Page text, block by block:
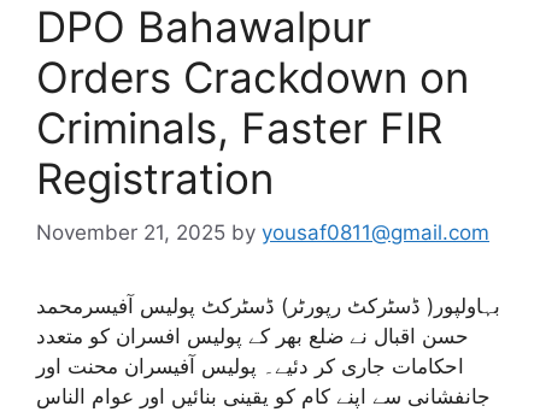
DPO Bahawalpur
Orders Crackdown on
Criminals, Faster FIR
Registration
November 21, 2025 by yousaf0811@gmail.com
بہاولپور( ڈسٹرکٹ رپورٹر) ڈسٹرکٹ پولیس آفیسرمحمد
حسن اقبال نے ضلع بھر کے پولیس افسران کو متعدد
احکامات جاری کر دئیے۔ پولیس آفیسران محنت اور
جانفشانی سے اپنے کام کو یقینی بنائیں اور عوام الناس